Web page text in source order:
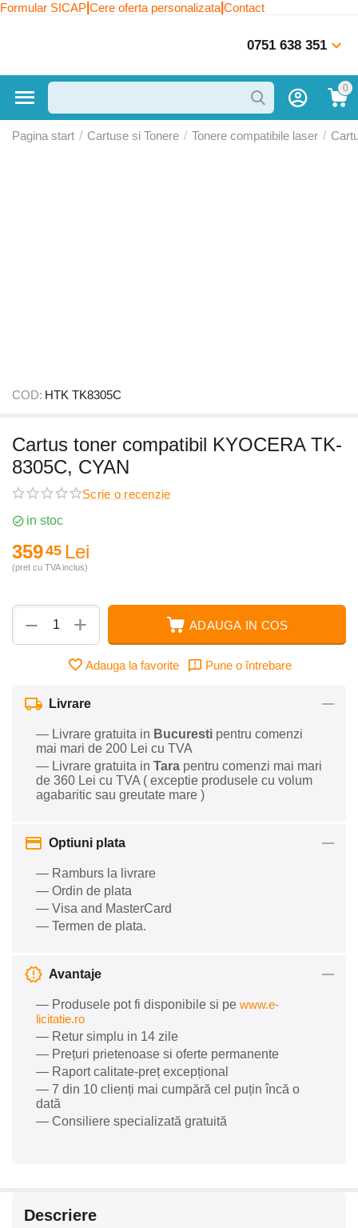
Formular SICAP Cere oferta personalizata Contact
0751 638 351
0
Pagina start / Cartuse si Tonere / Tonere compatibile laser /
COD: HTK TK8305C
Cartus toner compatibil KYOCERA TK-
8305C, CYAN
Scrie o recenzie
in stoc
35945 Lei
(pret cu TVA inclus)
+
− ADAUGA IN COS
Adauga la favorite Pune o întrebare
Livrare
— Livrare gratuita in Bucuresti pentru comenzi
mai mari de 200 Lei cu TVA
— Livrare gratuita in Tara pentru comenzi mai mari
de 360 Lei cu TVA ( exceptie produsele cu volum
agabaritic sau greutate mare )
Optiuni plata
— Ramburs la livrare
— Ordin de plata
— Visa and MasterCard
— Termen de plata.
Avantaje
— Produsele pot fi disponibile si pe www.e-
licitatie.ro
— Retur simplu in 14 zile
— Prețuri prietenoase si oferte permanente
— Raport calitate-preț excepțional
— 7 din 10 clienți mai cumpără cel puțin încă o
dată
— Consiliere specializată gratuită
Descriere